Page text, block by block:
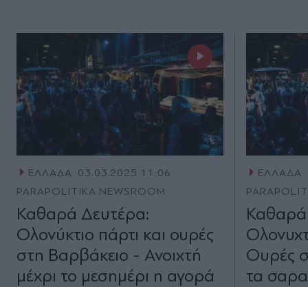
ΕΛΛΑΔΑ 03.03.2025 11:06
PARAPOLITIKA NEWSROOM
Καθαρά Δευτέρα:
Ολονύκτιο πάρτι και ουρές
στη Βαρβάκειο - Ανοιχτή
μέχρι το μεσημέρι η αγορά
ΕΛΛΑΔΑ
Ουρές
τα